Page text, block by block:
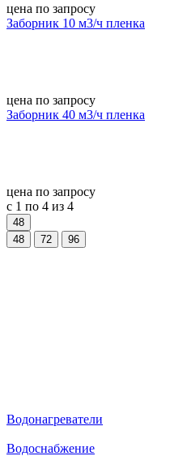
цена по запросу
Заборник 10 м3/ч пленка
цена по запросу
Заборник 40 м3/ч пленка
цена по запросу
с 1 по 4 из 4
48
48
72 96
Водонагреватели
Водоснабжение